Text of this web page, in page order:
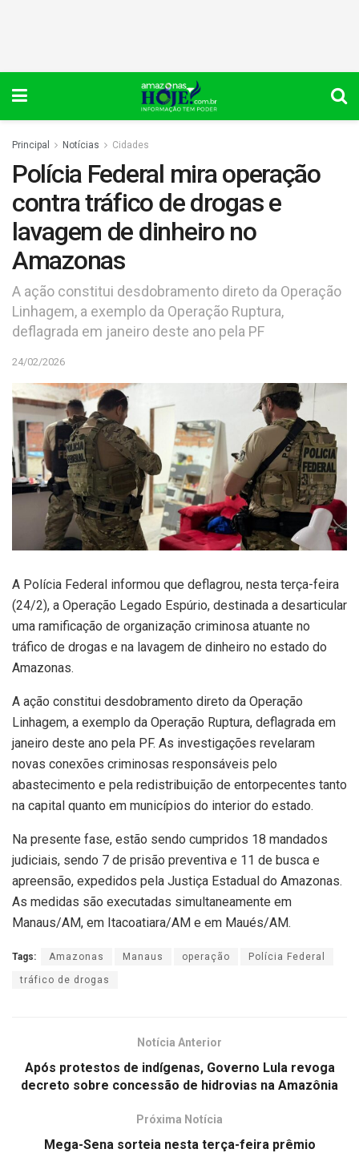
Principal Notícias Cidades
Polícia Federal mira operação
contra tráfico de drogas e
lavagem de dinheiro no
Amazonas
A ação constitui desdobramento direto da Operação
Linhagem, a exemplo da Operação Ruptura,
deflagrada em janeiro deste ano pela PF
24/02/2026
A Polícia Federal informou que deflagrou, nesta terça-feira
(24/2), a Operação Legado Espúrio, destinada a desarticular
uma ramificação de organização criminosa atuante no
tráfico de drogas e na lavagem de dinheiro no estado do
Amazonas.
A ação constitui desdobramento direto da Operação
Linhagem, a exemplo da Operação Ruptura, deflagrada em
janeiro deste ano pela PF. As investigações revelaram
novas conexões criminosas responsáveis pelo
abastecimento e pela redistribuição de entorpecentes tanto
na capital quanto em municípios do interior do estado.
Na presente fase, estão sendo cumpridos 18 mandados
judiciais, sendo 7 de prisão preventiva e 11 de busca e
apreensão, expedidos pela Justiça Estadual do Amazonas.
As medidas são executadas simultaneamente em
Manaus/AM, em Itacoatiara/AM e em Maués/AM.
Tags: Amazonas Manaus operação Polícia Federal
tráfico de drogas
Notícia Anterior
Após protestos de indígenas, Governo Lula revoga
decreto sobre concessão de hidrovias na Amazônia
Próxima Notícia
Mega-Sena sorteia nesta terça-feira prêmio